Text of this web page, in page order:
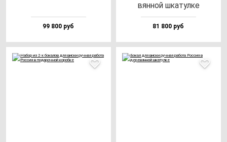
99 800 руб
вян­ной шка­тул­ке
81 800 руб